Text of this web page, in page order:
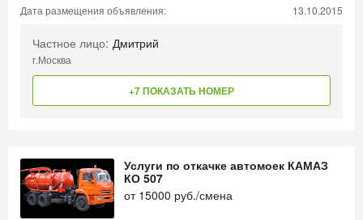
Дата размещения объявления: 13.10.2015
Частное лицо: Дмитрий
г.Москва
+7 ПОКАЗАТЬ НОМЕР
Услуги по откачке автомоек КАМАЗ
КО 507
от 15000 руб./смена